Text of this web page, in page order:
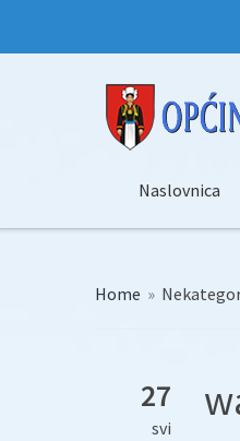
Naslovnica
Home »
27
svi